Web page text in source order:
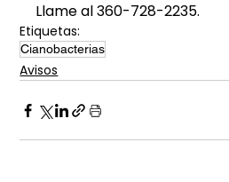
Llame al 360-728-2235.
Etiquetas:
Cianobacterias
Avisos